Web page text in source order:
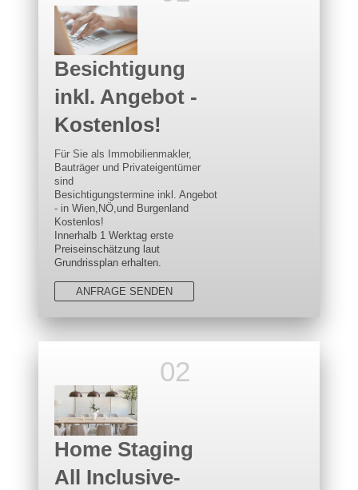
Besichtigung
inkl. Angebot -
Kostenlos!
Für Sie als Immobilienmakler,
Bauträger und Privateigentümer
sind
Besichtigungstermine inkl. Angebot
- in Wien,NÖ,und Burgenland
Kostenlos!
Innerhalb 1 Werktag erste
Preiseinschätzung laut
Grundrissplan erhalten.
ANFRAGE SENDEN
Home Staging
All Inclusive-